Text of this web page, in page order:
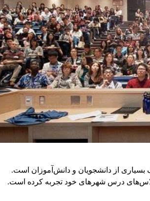
بسیاری از دانشجویان و دانش‌آموزان است.
درس شهرهای خود تجربه کرده است.